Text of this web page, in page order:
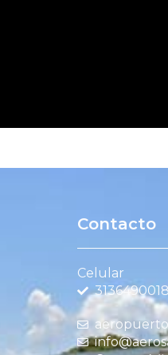
Contacto
Celular
3136490018